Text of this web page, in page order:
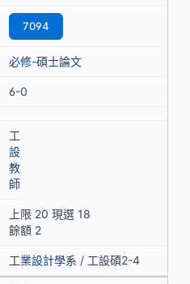
7094
必修-碩士論文
6-0
工
設
教
師
上限 20 現選 18
餘額 2
工業設計學系 / 工設碩2-4